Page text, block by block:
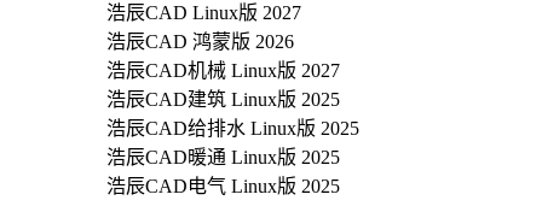
浩辰CAD Linux版 2027
浩辰CAD 鸿蒙版 2026
浩辰CAD机械 Linux版 2027
浩辰CAD建筑 Linux版 2025
浩辰CAD给排水 Linux版 2025
浩辰CAD暖通 Linux版 2025
浩辰CAD电气 Linux版 2025